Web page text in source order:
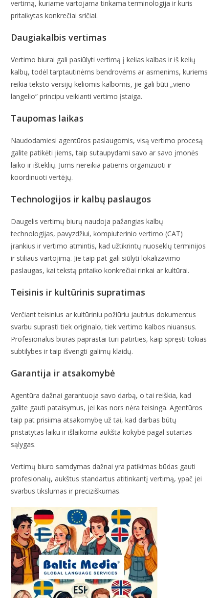
vertimą, kuriame vartojama tinkama terminologija ir kuris
pritaikytas konkrečiai sričiai.
Daugiakalbis vertimas
Vertimo biurai gali pasiūlyti vertimą į kelias kalbas ir iš kelių
kalbų, todėl tarptautinėms bendrovėms ar asmenims, kuriems
reikia teksto versijų keliomis kalbomis, jie gali būti „vieno
langelio“ principu veikianti vertimo įstaiga.
Taupomas laikas
Naudodamiesi agentūros paslaugomis, visą vertimo procesą
galite patikėti jiems, taip sutaupydami savo ar savo įmonės
laiko ir išteklių. Jums nereikia patiems organizuoti ir
koordinuoti vertėjų.
Technologijos ir kalbų paslaugos
Daugelis vertimų biurų naudoja pažangias kalbų
technologijas, pavyzdžiui, kompiuterinio vertimo (CAT)
įrankius ir vertimo atmintis, kad užtikrintų nuoseklų terminijos
ir stiliaus vartojimą. Jie taip pat gali siūlyti lokalizavimo
paslaugas, kai tekstą pritaiko konkrečiai rinkai ar kultūrai.
Teisinis ir kultūrinis supratimas
Verčiant teisinius ar kultūriniu požiūriu jautrius dokumentus
svarbu suprasti tiek originalo, tiek vertimo kalbos niuansus.
Profesionalus biuras paprastai turi patirties, kaip spręsti tokias
subtilybes ir taip išvengti galimų klaidų.
Garantija ir atsakomybė
Agentūra dažnai garantuoja savo darbą, o tai reiškia, kad
galite gauti pataisymus, jei kas nors nėra teisinga. Agentūros
taip pat prisiima atsakomybę už tai, kad darbas būtų
pristatytas laiku ir išlaikoma aukšta kokybė pagal sutartas
sąlygas.
Vertimų biuro samdymas dažnai yra patikimas būdas gauti
profesionalų, aukštus standartus atitinkantį vertimą, ypač jei
svarbus tikslumas ir preciziškumas.